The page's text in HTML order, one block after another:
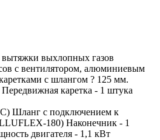
вытяжки выхлопных газов
с вентилятором, алюминиевым
с шлангом ? 125 мм.
каретка - 1 штука
Шланг с подключением к
180) Наконечник - 1
двигателя - 1,1 кВт